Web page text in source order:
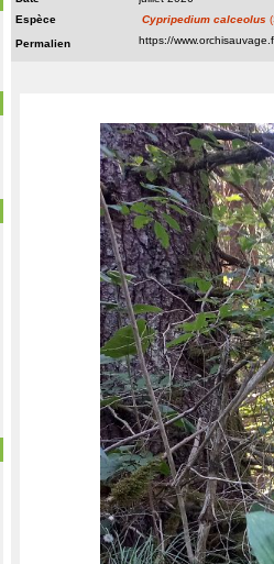
Espèce
Cypripedium calceolus
Permalien